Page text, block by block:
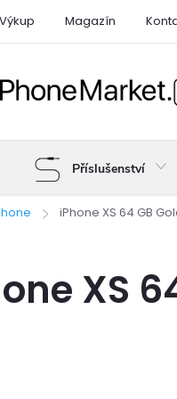
Výkup Magazín
Příslušenství
iPhone XS 64 GB
XS